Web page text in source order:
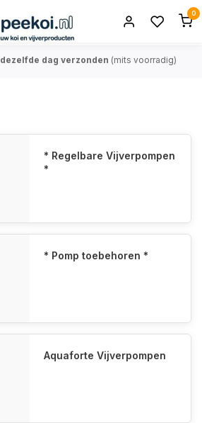
0
dezelfde dag verzonden (mits voorradig)
* Regelbare Vijverpompen
*
* Pomp toebehoren *
Aquaforte Vijverpompen